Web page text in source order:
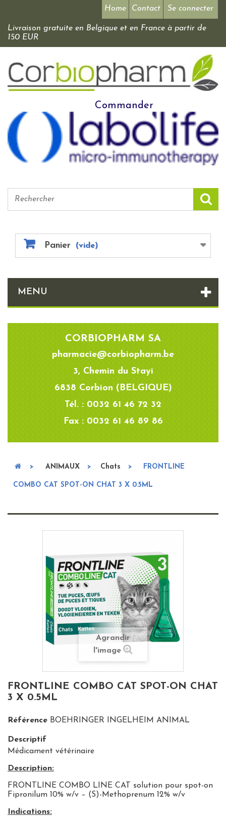
Se connecter
Home Contact
Livraison gratuite en Belgique et en France à partir de
150 EUR
Commander
Panier (vide)
MENU
CORBIOPHARM SA
pharmacie@corbiopharm.be
3, Chemin du Stayi
6838 Corbion (BELGIQUE)
Tél. : 0032 61 46 72 32
Fax : 0032 61 46 89 86
> ANIMAUX > Chats > FRONTLINE
COMBO CAT SPOT-ON CHAT 3 X 0.5ML
Agrandir
l'image
FRONTLINE COMBO CAT SPOT-ON CHAT
3 X 0.5ML
Référence BOEHRINGER INGELHEIM ANIMAL
Descriptif
Médicament vétérinaire
Description:
FRONTLINE COMBO LINE CAT solution pour spot-on
Fipronilum 10% w/v – (S)-Methoprenum 12% w/v
Indications: